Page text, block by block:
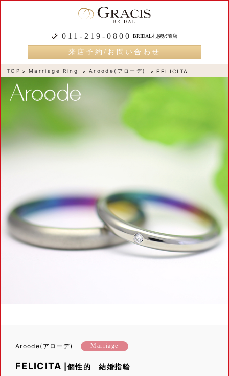
011-219-0800 BRIDAL札幌駅前店
来店予約/お問い合わせ
TOP Marriage Ring Aroode(アローデ) FELICITA
Aroode(アローデ) Marriage
FELICITA |個性的 結婚指輪